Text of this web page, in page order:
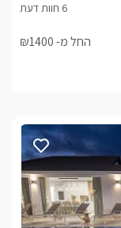
החל מ- ₪1400